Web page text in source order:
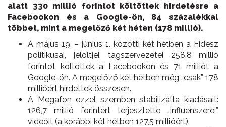
alatt 330 millió forintot költöttek hirdetésre a
Facebookon és a Google-ön, 84 százalékkal
többet, mint a megelőző két héten (178 millió).
A május 19. – június 1. közötti két hétben a Fidesz
politikusai, jelöltjei, tagszervezetei 258,8 millió
forintot költöttek a Facebookon és 71 milliót a
Google-ön. A megelőző két hétben még „csak” 178
millióért hirdettek összesen.
A Megafon ezzel szemben stabilizálta kiadásait:
126,7 millió forintért terjesztette „influenszerei”
videóit (a korábbi két hétben 127,5 millióért).